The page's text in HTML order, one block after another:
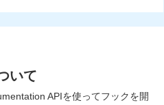
いて
APIを使ってフックを開